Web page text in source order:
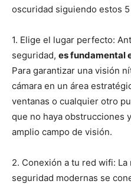
oscuridad siguiendo estos 5
1. Elige el lugar perfecto:
seguridad, es fundamental
Para garantizar una visión
cámara en un área
ventanas o cualquier otro
que no haya obstrucciones
amplio campo de visión.
2. Conexión a tu red wifi: La
seguridad modernas se